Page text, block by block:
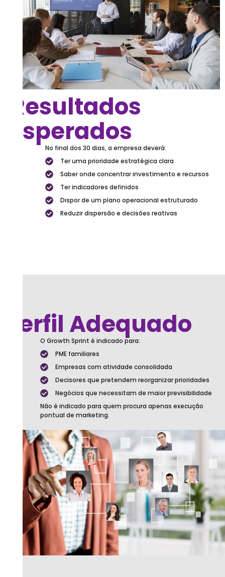
Resultados
Esperados
No final dos 30 dias, a empresa deverá:
Ter uma prioridade estratégica clara
Saber onde concentrar investimento e recursos
Ter indicadores definidos
Dispor de um plano operacional estruturado
Reduzir dispersão e decisões reativas
Perfil Adequado
O Growth Sprint é indicado para:
PME familiares
Empresas com atividade consolidada
Decisores que pretendem reorganizar prioridades
Negócios que necessitam de maior previsibilidade
Não é indicado para quem procura apenas execução
pontual de marketing.